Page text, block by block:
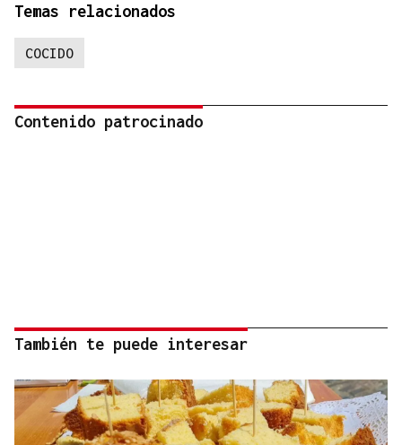
Temas relacionados
COCIDO
Contenido patrocinado
También te puede interesar